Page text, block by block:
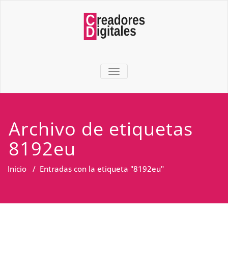
TOGGLE NAVIGATION
Archivo de etiquetas
8192eu
Inicio / Entradas con la etiqueta "8192eu"